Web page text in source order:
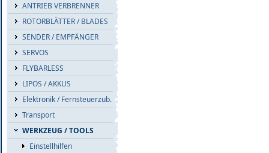
ANTRIEB VERBRENNER
ROTORBLÄTTER / BLADES
SENDER / EMPFÄNGER
SERVOS
FLYBARLESS
LIPOS / AKKUS
Elektronik / Fernsteuerzub.
Transport
WERKZEUG / TOOLS
Einstellhilfen